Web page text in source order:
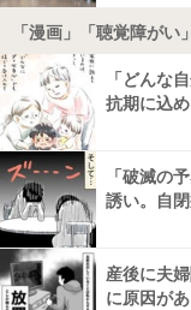
「漫画」「聴覚障が
「どんな
抗期に込
「破滅の
誘い。自
産後に夫
に原因が